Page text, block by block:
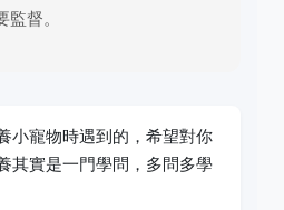
督。
小寵物時遇到的，希望對你
其實是一門學問，多問多學